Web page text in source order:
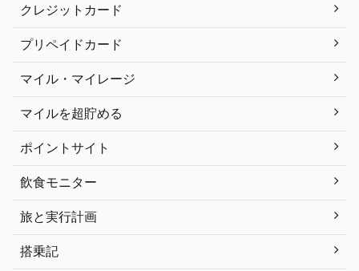
クレジットカード
プリペイドカード
マイル・マイレージ
マイルを超貯める
ポイントサイト
飲食モニター
旅と実行計画
搭乗記